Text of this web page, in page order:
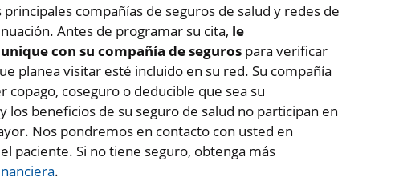
compañías de seguros de salud y redes de
Antes de programar su cita, le
con su compañía de seguros para verificar
planea visitar esté incluido en su red. Su compañía
coseguro o deducible que sea su
beneficios de su seguro de salud no participan en
Nos pondremos en contacto con usted en
paciente. Si no tiene seguro, obtenga más
.